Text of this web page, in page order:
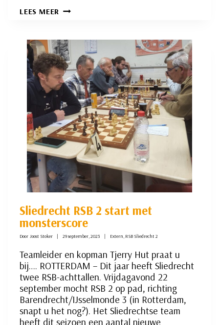
LEES MEER RSB
MAAR
HOOPGEVENDE
NEDERLAAG
TEGEN
DE
IJSSEL
Sliedrecht RSB 2 start met
monsterscore
Door Joost Stoker 29 september, 2023 Extern, RSB Sliedrecht 2
Teamleider en kopman Tjerry Hut praat u
bij…. ROTTERDAM – Dit jaar heeft Sliedrecht
twee RSB-achttallen. Vrijdagavond 22
september mocht RSB 2 op pad, richting
Barendrecht/IJsselmonde 3 (in Rotterdam,
snapt u het nog?). Het Sliedrechtse team
heeft dit seizoen een aantal nieuwe